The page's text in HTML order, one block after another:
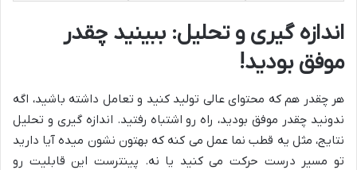
اندازه گیری و تحلیل: ببینید چقدر
موفق بودید!
هر چقدر هم که محتوای عالی تولید کنید و تعامل داشته باشید، اگه
ندونید چقدر موفق بودید، راه رو اشتباه رفتید. اندازه گیری و تحلیل
نتایج، مثل یه قطب نما عمل می کنه که بهتون نشون میده آیا دارید
تو مسیر درست حرکت می کنید یا نه. پینترست این قابلیت رو